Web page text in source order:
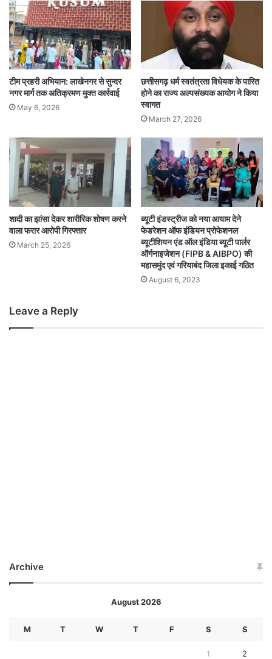
टीम प्रहरी अभियान: लाखेनगर से सुन्दर
नगर मार्ग तक अतिक्रमण मुक्त कार्रवाई
May 6, 2026
छत्तीसगढ़ धर्म स्वतंत्रता विधेयक के पारित
होने का राज्य अल्पसंख्यक आयोग ने किया
स्वागत
March 27, 2026
शादी का झांसा देकर शारीरिक शोषण करने
वाला फरार आरोपी गिरफ्तार
March 25, 2026
ब्यूटी इंडस्ट्रीज को नया आयाम देने
फेडरेशन ऑफ इंडियन प्रोफेशनल
ब्यूटीशियन एंड ऑल इंडिया ब्यूटी पार्लर
ऑर्गनाइजेशन (FIPB & AIBPO) की
महासमुंद एवं गरियाबंद जिला इकाई गठित
August 6, 2023
Leave a Reply
Archive
August 2026
M T W T F S S
1 2